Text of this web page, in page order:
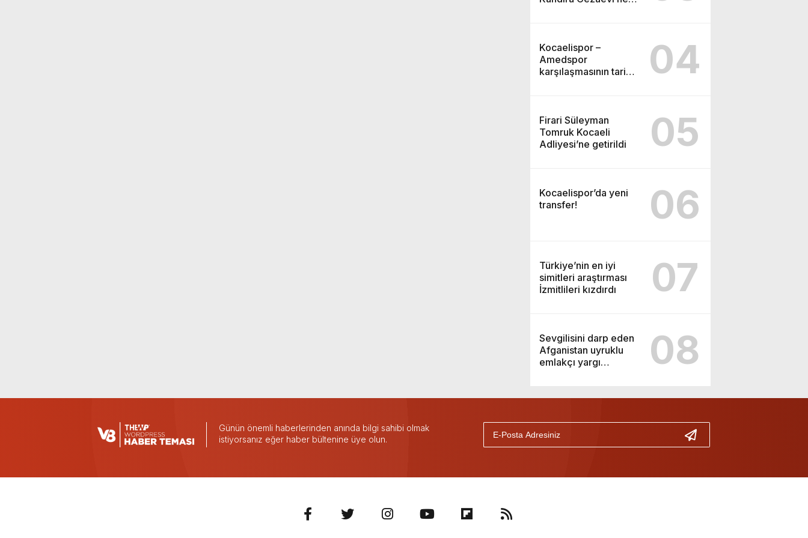
Kocaelispor –
Amedspor
karşılaşmasının tarihi
04
Firari Süleyman
Tomruk Kocaeli
Adliyesi’ne getirildi
05
Kocaelispor’da yeni
transfer!
06
Türkiye’nin en iyi
simitleri araştırması
İzmitlileri kızdırdı
07
Sevgilisini darp eden
Afganistan uyruklu
emlakçı yargı
08
Günün önemli haberlerinden anında bilgi sahibi olmak
istiyorsanız eğer haber bültenine üye olun.